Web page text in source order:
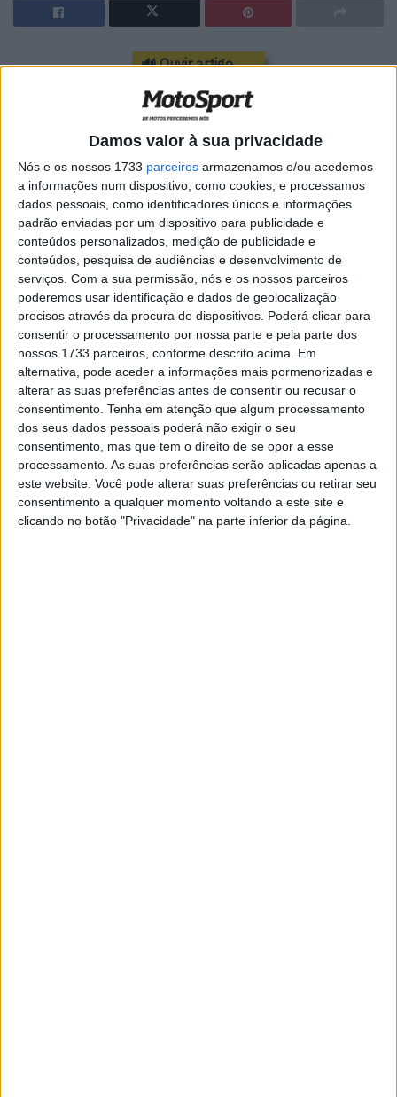
Damos valor à sua privacidade
Nós e os nossos 1733 parceiros armazenamos e/ou acedemos
a informações num dispositivo, como cookies, e processamos
dados pessoais, como identificadores únicos e informações
padrão enviadas por um dispositivo para publicidade e
conteúdos personalizados, medição de publicidade e
conteúdos, pesquisa de audiências e desenvolvimento de
serviços. Com a sua permissão, nós e os nossos parceiros
poderemos usar identificação e dados de geolocalização
precisos através da procura de dispositivos. Poderá clicar para
consentir o processamento por nossa parte e pela parte dos
nossos 1733 parceiros, conforme descrito acima. Em
alternativa, pode aceder a informações mais pormenorizadas e
alterar as suas preferências antes de consentir ou recusar o
consentimento. Tenha em atenção que algum processamento
dos seus dados pessoais poderá não exigir o seu
consentimento, mas que tem o direito de se opor a esse
processamento. As suas preferências serão aplicadas apenas a
este website. Você pode alterar suas preferências ou retirar seu
consentimento a qualquer momento voltando a este site e
clicando no botão "Privacidade" na parte inferior da página.
🔊 Ouvir artigo
O homem forte da Yamaha no Mundial de MotoGP estava
verdadeiramente desolado com o resultado dos seus
pilotos no GP do Japão. Numa pista onde a marca
sempre dominou o abandono de Valentino Rossi e Jorge
Lorenzo, acabou por fazer mossa na equipa.
Olhando para a temporada que está no seu final, Lin
Jarvins reconheceu que a “Honda subiu muito de
rendimento, não há dúvidas disso. Se comparamos o
rendimentos e a consistência do principio da temporada,
não existem duvidas que melhoraram bastante.
Possivelmente nós demos tantos passos em frente
quanto eles, mas esta foi uma temporada estranha
porque tivemos de lidar com com nova eletrónica,
mudança de pneus e como se não bastasse Valentino
caiu por três vezes em corrida e isso não é normal”,
afirmou o manager da Yamaha.
Para Jarvis a situação é tão anormal que: “O Jorge que
não é um piloto que caia com frequência registou esta